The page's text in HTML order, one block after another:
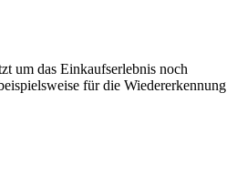
um das Einkaufserlebnis noch
für die Wiedererkennung